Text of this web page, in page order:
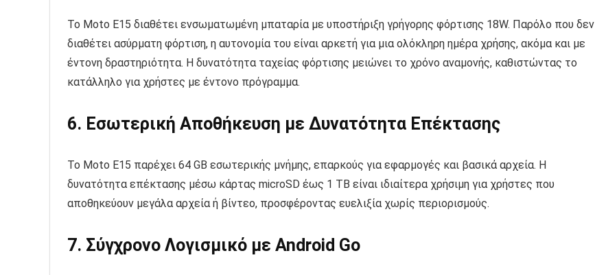
Το Moto E15 διαθέτει ενσωματωμένη μπαταρία με υποστήριξη γρήγορης φόρτισης 18W. Παρόλο που δεν
διαθέτει ασύρματη φόρτιση, η αυτονομία του είναι αρκετή για μια ολόκληρη ημέρα χρήσης, ακόμα και με
έντονη δραστηριότητα. Η δυνατότητα ταχείας φόρτισης μειώνει το χρόνο αναμονής, καθιστώντας το
κατάλληλο για χρήστες με έντονο πρόγραμμα.
6. Εσωτερική Αποθήκευση με Δυνατότητα Επέκτασης
Το Moto E15 παρέχει 64 GB εσωτερικής μνήμης, επαρκούς για εφαρμογές και βασικά αρχεία. Η
δυνατότητα επέκτασης μέσω κάρτας microSD έως 1 TB είναι ιδιαίτερα χρήσιμη για χρήστες που
αποθηκεύουν μεγάλα αρχεία ή βίντεο, προσφέροντας ευελιξία χωρίς περιορισμούς.
7. Σύγχρονο Λογισμικό με Android Go